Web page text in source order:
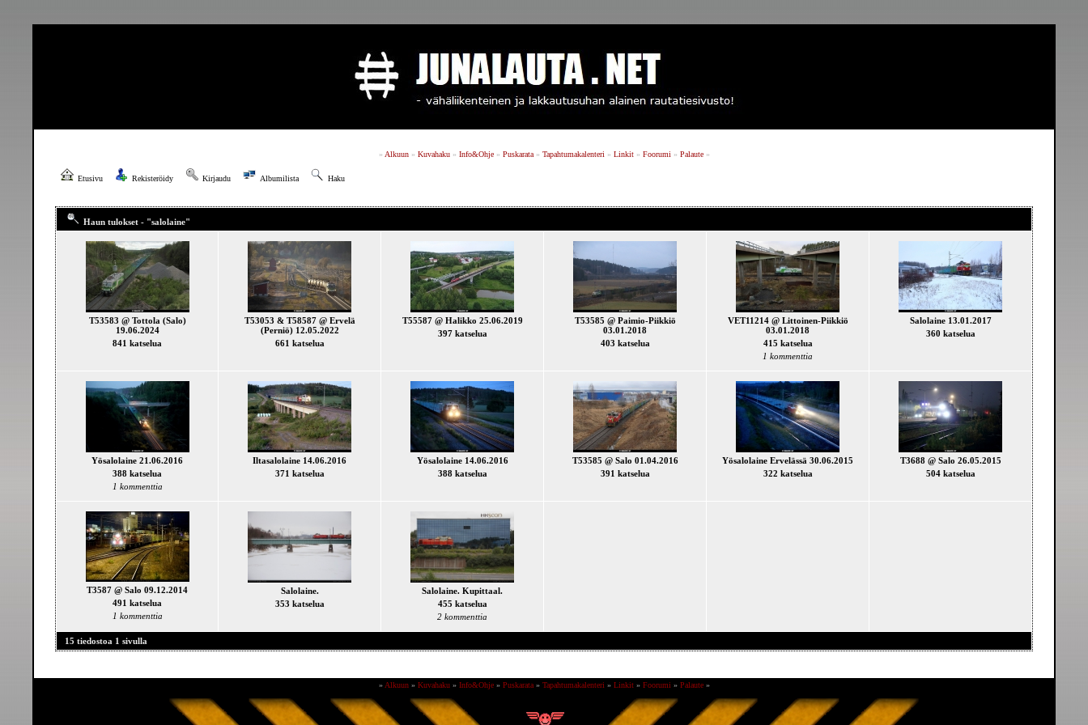
» Alkuun» Kuvahaku» Info&Ohje» Puskarata» Tapahtumakalenteri » Linkit» Foorumi » Palaute»
Etusivu Rekisteröidy Kirjaudu Albumilista Haku
Haun tulokset - "salolaine"
T53583 @ Tottola (Salo)
19.06.2024
841 katselua
T53053 & T58587 @ Ervelä
(Perniö) 12.05.2022
661 katselua
T55587 @ Halikko 25.06.2019
397 katselua
T53585 @ Paimio-Piikkiö
03.01.2018
403 katselua
VET11214 @ Littoinen-Piikkiö
03.01.2018
415 katselua
1 kommenttia
Salolaine 13.01.2017
360 katselua
Yösalolaine 21.06.2016
388 katselua
1 kommenttia
Iltasalolaine 14.06.2016
371 katselua
Yösalolaine 14.06.2016
388 katselua
T53585 @ Salo 01.04.2016
391 katselua
Yösalolaine Ervelässä 30.06.2015
322 katselua
T3688 @ Salo 26.05.2015
504 katselua
T3587 @ Salo 09.12.2014
491 katselua
1 kommenttia
Salolaine.
353 katselua
Salolaine. Kupittaal.
455 katselua
2 kommenttia
15 tiedostoa 1 sivulla
» Alkuun» Kuvahaku» Info&Ohje» Puskarata» Tapahtumakalenteri » Linkit» Foorumi » Palaute»